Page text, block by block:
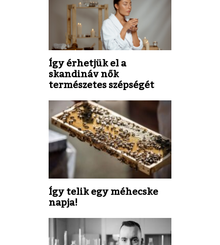
Így érhetjük el a
skandináv nők
természetes szépségét
Így telik egy méhecske
napja!